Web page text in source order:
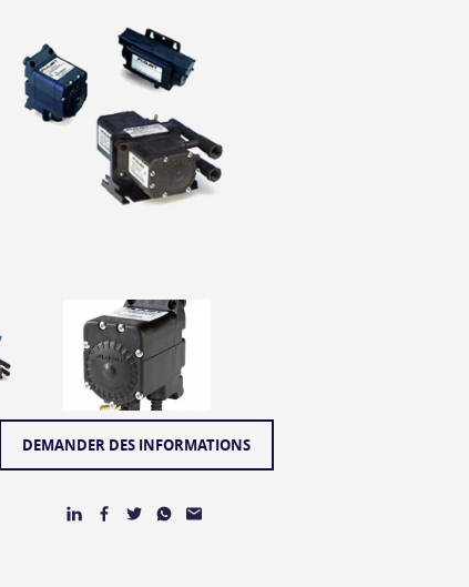
DEMANDER DES INFORMATIONS